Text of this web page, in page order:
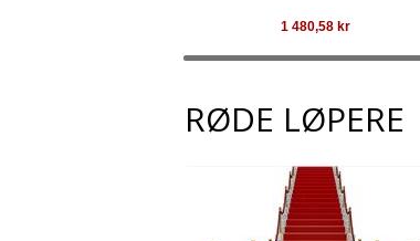
1 480,58kr
RØDE LØPERE